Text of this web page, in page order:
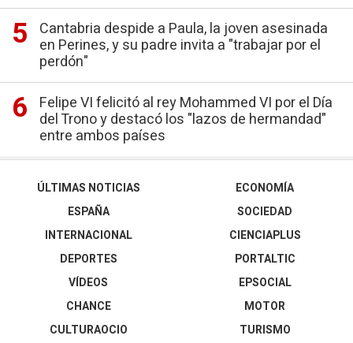
Cantabria despide a Paula, la joven asesinada
en Perines, y su padre invita a "trabajar por el
perdón"
Felipe VI felicitó al rey Mohammed VI por el Día
del Trono y destacó los "lazos de hermandad"
entre ambos países
ÚLTIMAS NOTICIAS
ESPAÑA
INTERNACIONAL
DEPORTES
VÍDEOS
ECONOMÍA
SOCIEDAD
CIENCIAPLUS
PORTALTIC
EPSOCIAL
CHANCE
CULTURAOCIO
MOTOR
TURISMO